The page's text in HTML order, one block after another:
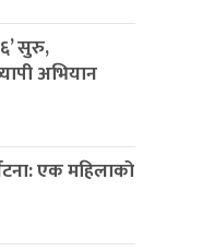
सुरु,
अभियान
एक महिलाको